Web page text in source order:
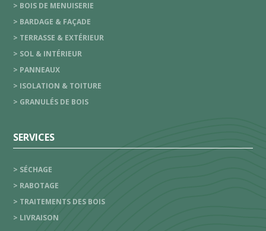
> BOIS DE MENUISERIE
> BARDAGE & FAÇADE
> TERRASSE & EXTÉRIEUR
> SOL & INTÉRIEUR
> PANNEAUX
> ISOLATION & TOITURE
> GRANULÉS DE BOIS
SERVICES
> SÉCHAGE
> RABOTAGE
> TRAITEMENTS DES BOIS
> LIVRAISON